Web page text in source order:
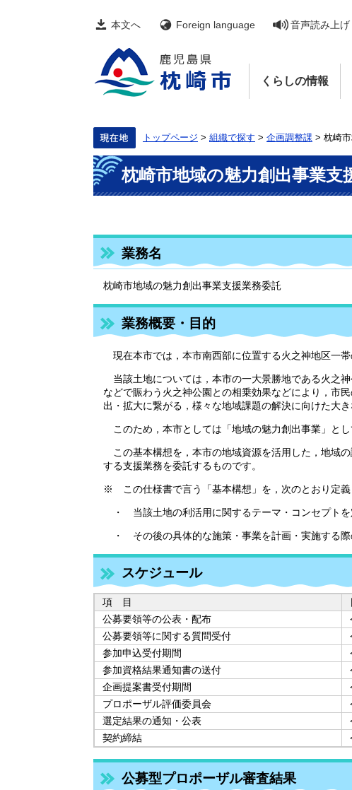
本文へ Foreign language 音声読み上げ
くらしの情報
トップページ > 組織で探す > 企画調整課 > 枕崎
本
文
枕崎市地域の魅力創出事業
業務名
枕崎市地域の魅力創出事業支援業務委託
業務概要・目的
現在本市では，本市南西部に位置する火之神地区一
当該土地については，本市の一大景勝地である火之
などで賑わう火之神公園との相乗効果などにより，市
出・拡大に繋がる，様々な地域課題の解決に向けた大
このため，本市としては「地域の魅力創出事業」と
この基本構想を，本市の地域資源を活用した，地域
する支援業務を委託するものです。
※ この仕様書で言う「基本構想」を，次のとおり定義
・ 当該土地の利活用に関するテーマ・コンセプトを
・ その後の具体的な施策・事業を計画・実施する際
スケジュール
項 目
公募要領等の公表・配布
公募要領等に関する質問受付
参加申込受付期間
参加資格結果通知書の送付
企画提案書受付期間
プロポーザル評価委員会
選定結果の通知・公表
契約締結
公募型プロポーザル審査結果